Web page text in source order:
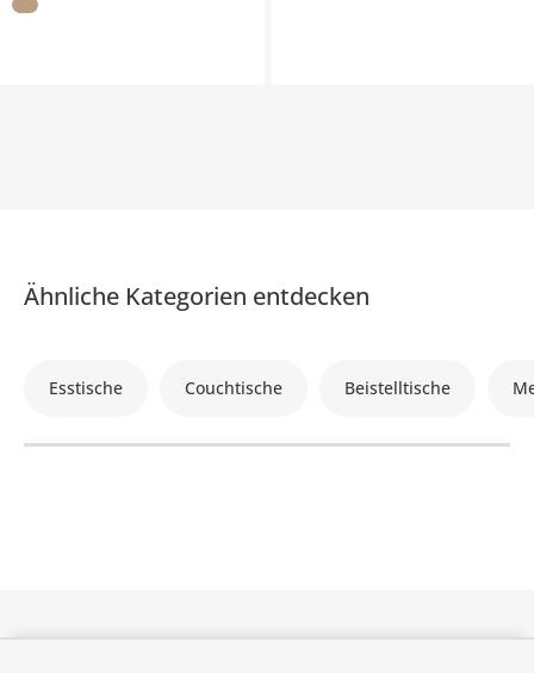
Ähnliche Kategorien entdecken
Esstische Couchtische Beistelltische